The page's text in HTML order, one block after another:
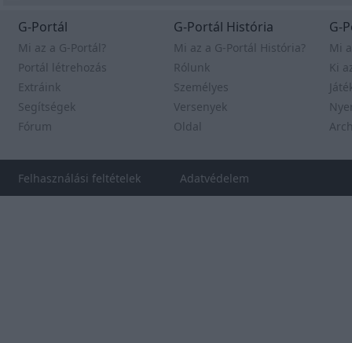
G-Portál
Mi az a G-Portál?
Portál létrehozás
Extráink
Segítségek
Fórum
G-Portál História
Mi az a G-Portál História?
Rólunk
Személyes
Versenyek
Oldal
G-
Mi
Ki
Felhasználási feltételek Adatvédelem